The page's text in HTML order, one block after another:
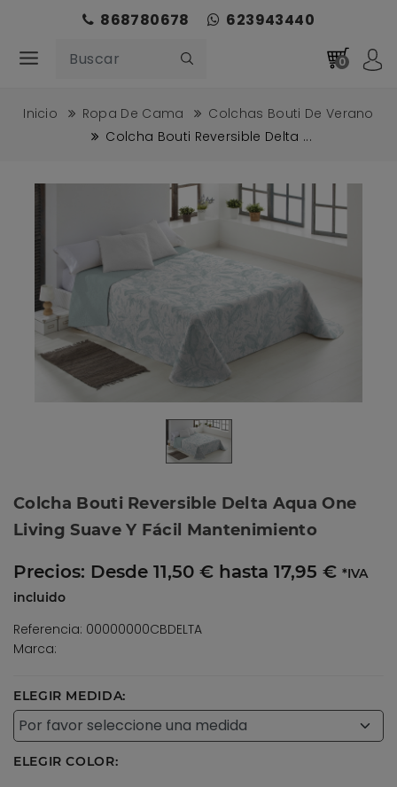
868780678 623943440
0
Inicio Ropa De Cama
Colchas Bouti De Verano
Colcha Bouti Reversible Delta ...
Colcha Bouti Reversible Delta Aqua One
Living Suave Y Fácil Mantenimiento
Precios: Desde 11,50 € hasta 17,95 € *IVA
incluido
Referencia: 00000000CBDELTA
Marca:
ELEGIR MEDIDA:
ELEGIR COLOR: